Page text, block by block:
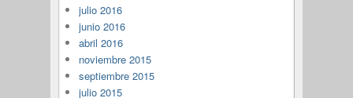
julio 2016
junio 2016
abril 2016
noviembre 2015
septiembre 2015
julio 2015